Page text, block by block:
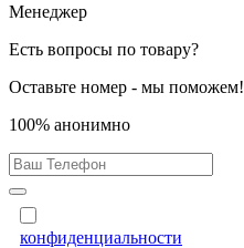
Менеджер
Есть вопросы по товару?
Оставьте номер - мы поможем!
100% анонимно
конфиденциальности